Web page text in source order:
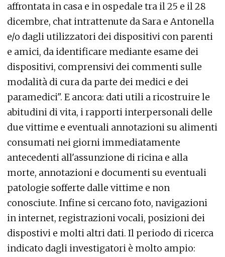
affrontata in casa e in ospedale tra il 25 e il 28
dicembre, chat intrattenute da Sara e Antonella
e/o dagli utilizzatori dei dispositivi con parenti
e amici, da identificare mediante esame dei
dispositivi, comprensivi dei commenti sulle
modalità di cura da parte dei medici e dei
paramedici". E ancora: dati utili a ricostruire le
abitudini di vita, i rapporti interpersonali delle
due vittime e eventuali annotazioni su alimenti
consumati nei giorni immediatamente
antecedenti all'assunzione di ricina e alla
morte, annotazioni e documenti su eventuali
patologie sofferte dalle vittime e non
conosciute. Infine si cercano foto, navigazioni
in internet, registrazioni vocali, posizioni dei
dispostivi e molti altri dati. Il periodo di ricerca
indicato dagli investigatori è molto ampio: